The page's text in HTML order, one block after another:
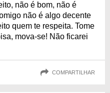
não é bom, não é
não é algo decente
quem te respeita. Tome
mova-se! Não ficarei
COMPARTILHAR